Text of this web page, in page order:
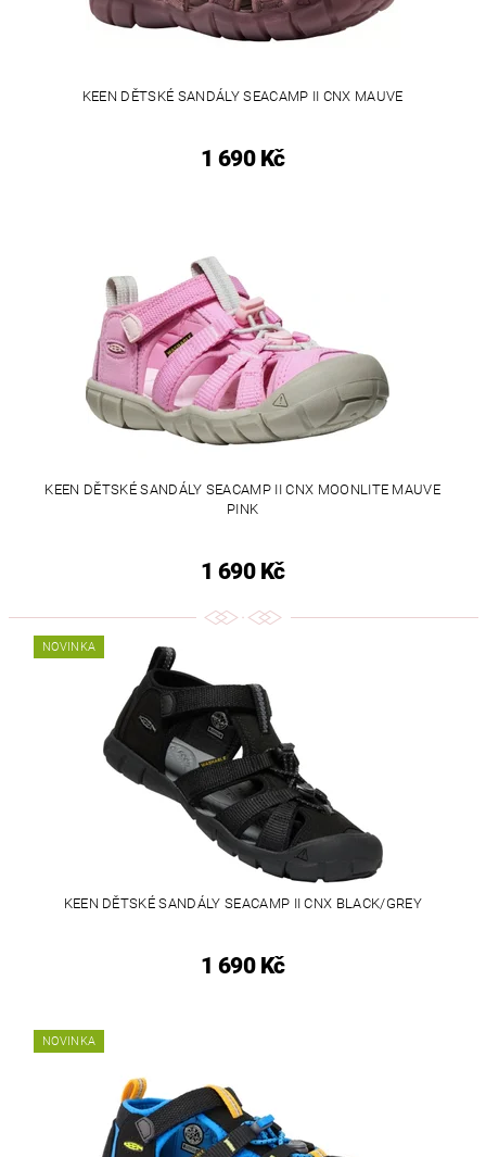
KEEN DĚTSKÉ SANDÁLY SEACAMP II CNX MAUVE
1 690 Kč
KEEN DĚTSKÉ SANDÁLY SEACAMP II CNX MOONLITE MAUVE
PINK
1 690 Kč
NOVINKA
KEEN DĚTSKÉ SANDÁLY SEACAMP II CNX BLACK/GREY
1 690 Kč
NOVINKA